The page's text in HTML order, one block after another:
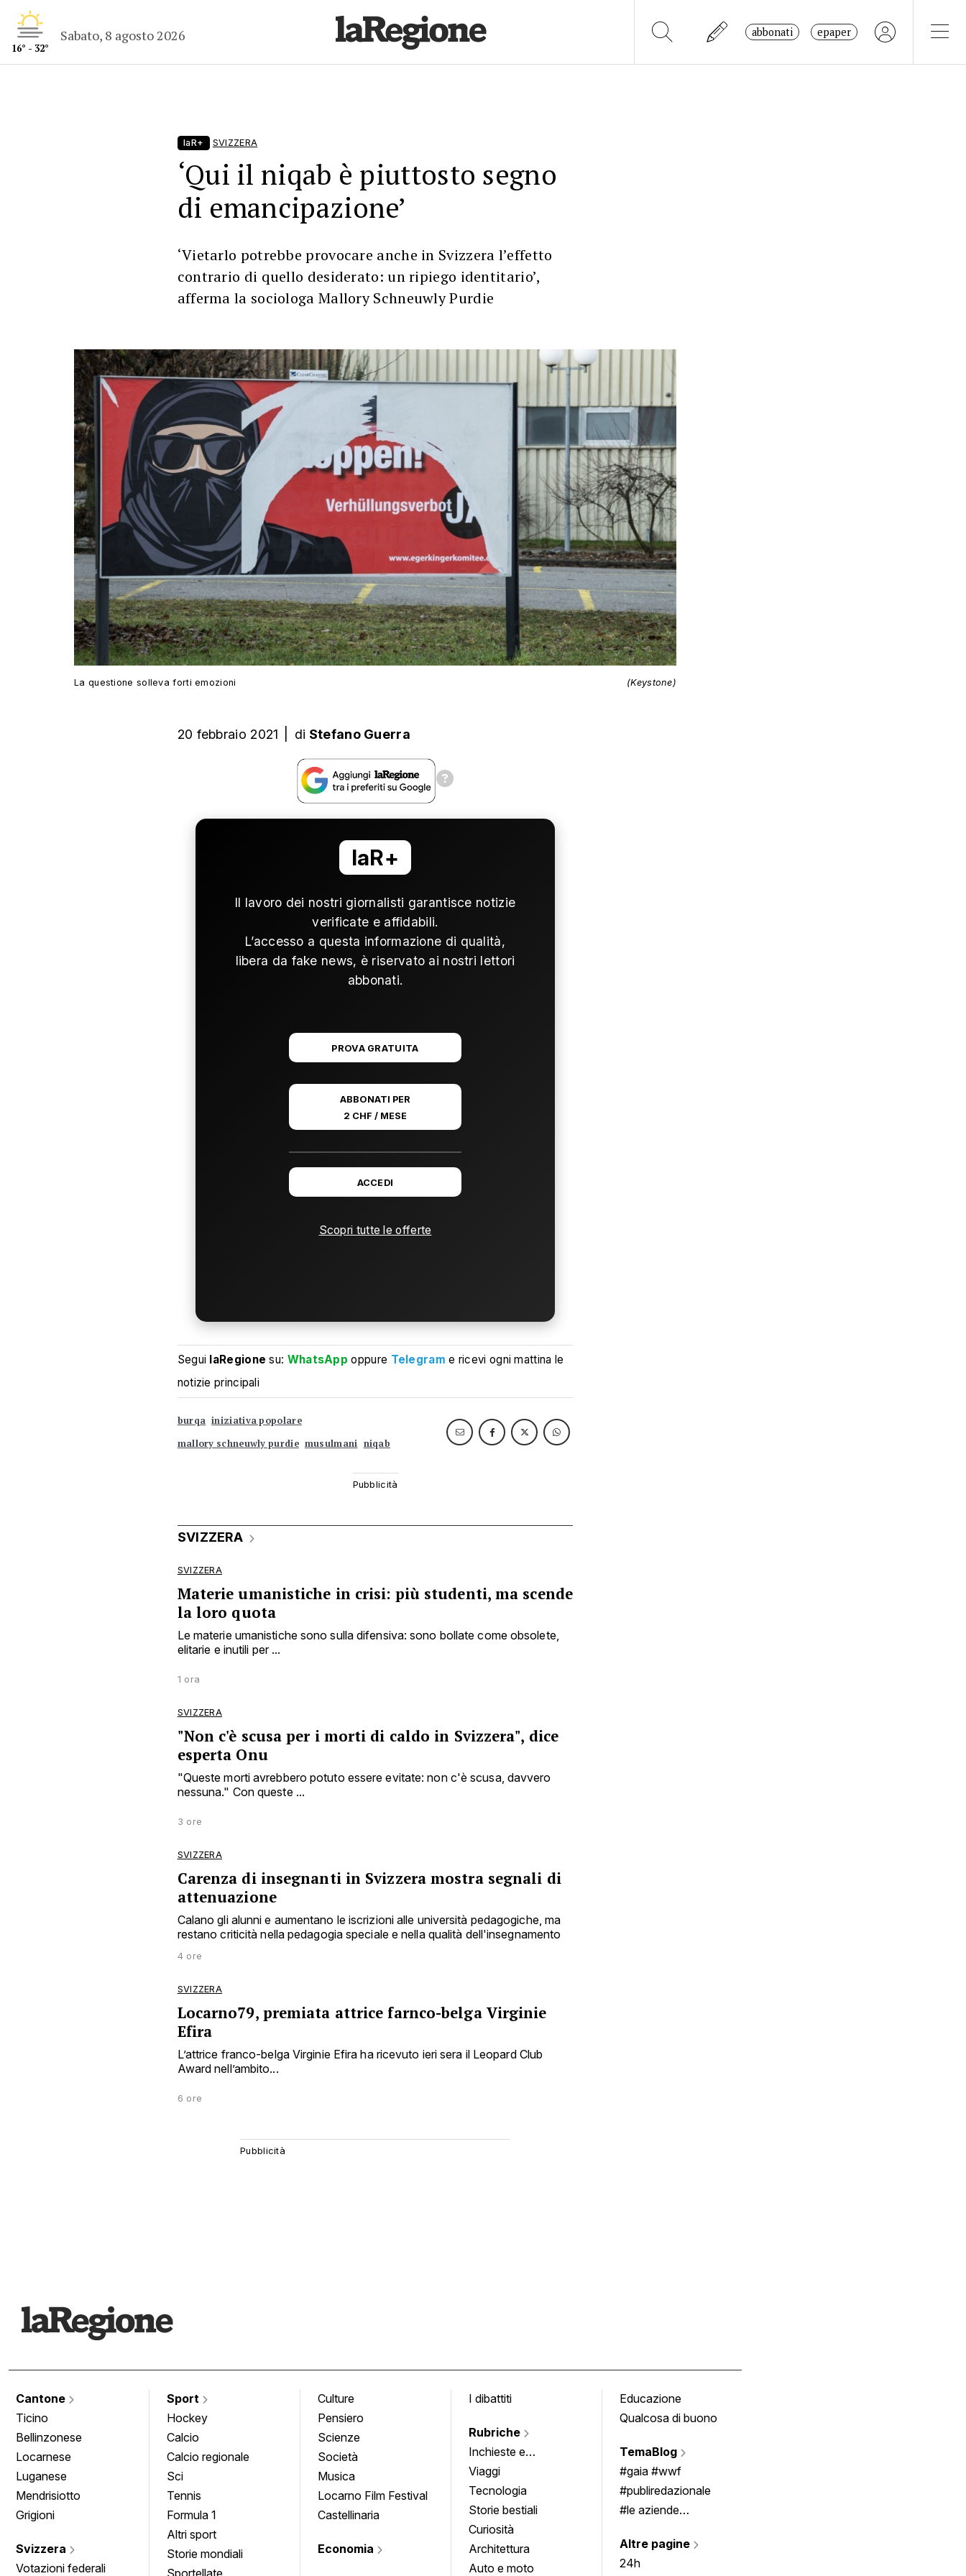
16° - 32°
Sabato, 8 agosto 2026 abbonati epaper
laR+ SVIZZERA
‘Qui il niqab è piuttosto segno
di emancipazione’
‘Vietarlo potrebbe provocare anche in Svizzera l’effetto
contrario di quello desiderato: un ripiego identitario’,
afferma la sociologa Mallory Schneuwly Purdie
La questione solleva forti emozioni (Keystone)
20 febbraio 2021 di Stefano Guerra
laR+
Il lavoro dei nostri giornalisti garantisce notizie
verificate e affidabili.
L’accesso a questa informazione di qualità,
libera da fake news, è riservato ai nostri lettori
abbonati.
PROVA GRATUITA
ABBONATI PER
2 CHF / MESE
ACCEDI
Scopri tutte le offerte
Segui laRegione su: WhatsApp oppure Telegram e ricevi ogni mattina le
notizie principali
burqa iniziativa popolare
mallory schneuwly purdie musulmani niqab
SVIZZERA
SVIZZERA
Materie umanistiche in crisi: più studenti, ma scende
la loro quota
Le materie umanistiche sono sulla difensiva: sono bollate come obsolete,
elitarie e inutili per ...
1 ora
SVIZZERA
"Non c'è scusa per i morti di caldo in Svizzera", dice
esperta Onu
"Queste morti avrebbero potuto essere evitate: non c'è scusa, davvero
nessuna." Con queste ...
3 ore
SVIZZERA
Carenza di insegnanti in Svizzera mostra segnali di
attenuazione
Calano gli alunni e aumentano le iscrizioni alle università pedagogiche, ma
restano criticità nella pedagogia speciale e nella qualità dell'insegnamento
4 ore
SVIZZERA
Locarno79, premiata attrice farnco-belga Virginie
Efira
L’attrice franco-belga Virginie Efira ha ricevuto ieri sera il Leopard Club
Award nell’ambito...
6 ore
Cantone
Ticino
Bellinzonese
Locarnese
Luganese
Mendrisiotto
Grigioni
Svizzera
Votazioni federali
Sport
Hockey
Calcio
Calcio regionale
Sci
Tennis
Formula 1
Altri sport
Storie mondiali
Sportellate
Culture
Pensiero
Scienze
Società
Musica
Locarno Film Festival
Castellinaria
Economia
I dibattiti
Rubriche
Inchieste e
approfondimenti
Viaggi
Tecnologia
Storie bestiali
Curiosità
Architettura
Auto e moto
Educazione
Qualcosa di buono
TemaBlog
#gaia #wwf
#publiredazionale
#le aziende
Altre pagine
24h